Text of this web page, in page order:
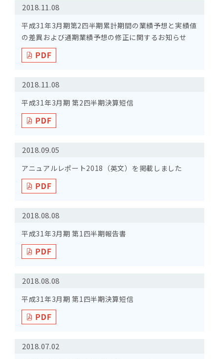
2018.11.08
平成31年3月期第2四半期累計期間の業績予想と実績値
の差異および通期業績予想の修正に関するお知らせ
2018.11.08
平成31年3月期 第2四半期決算短信
2018.09.05
アニュアルレポート2018（英文）を掲載しました
2018.08.08
平成31年3月期 第1四半期報告書
2018.08.08
平成31年3月期 第1四半期決算短信
2018.07.02